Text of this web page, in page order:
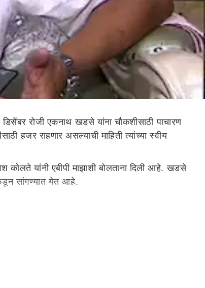
रोजी एकनाथ खडसे यांना चौकशीसाठी पाचारण
हजर राहणार असल्याची माहिती त्यांच्या स्वीय
यांनी एबीपी माझाशी बोलताना दिली आहे. खडसे
सांगण्यात येत आहे.
(ED) समन्स बजावले आहे. 30 डिसेंबर 2020 रोजी
प्रकरणामुळे एकनाथ खडसे यांना 2016 मध्ये आपल्या